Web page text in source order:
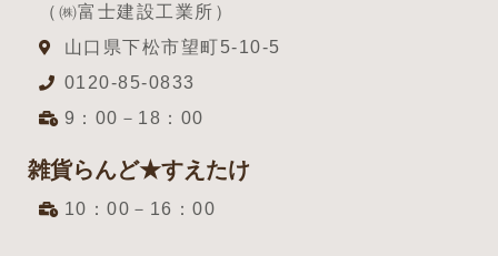
（㈱富士建設工業所）
山口県下松市望町5-10-5
0120-85-0833
9：00－18：00
雑貨らんど★すえたけ
10：00－16：00